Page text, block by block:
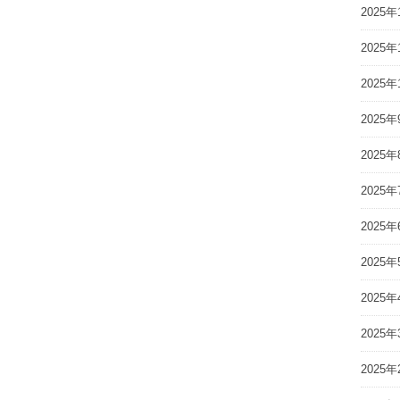
2025
2025
2025
2025
2025
2025
2025
2025
2025
2025
2025